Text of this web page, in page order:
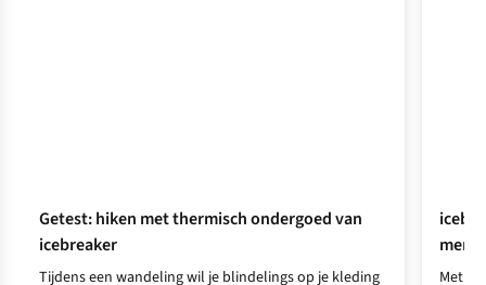
Getest: hiken met thermisch ondergoed van
icebreaker
Tijdens een wandeling wil je blindelings op je kleding
Met